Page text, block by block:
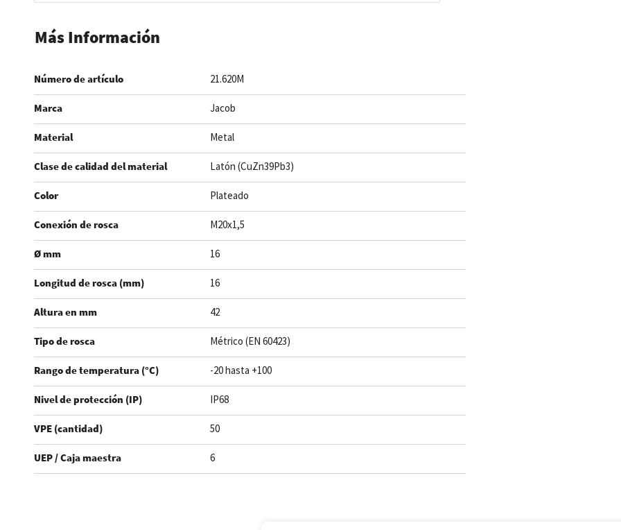
comienzo
la
galería
de
imágenes
Más Información
Número de artículo 21.620M
Marca Jacob
Material Metal
Clase de calidad del material Latón (CuZn39Pb3)
Color Plateado
Conexión de rosca M20x1,5
Ø mm 16
Longitud de rosca (mm) 16
Altura en mm 42
Tipo de rosca Métrico (EN 60423)
Rango de temperatura (°C) -20 hasta +100
Nivel de protección (IP) IP68
VPE (cantidad) 50
UEP / Caja maestra 6